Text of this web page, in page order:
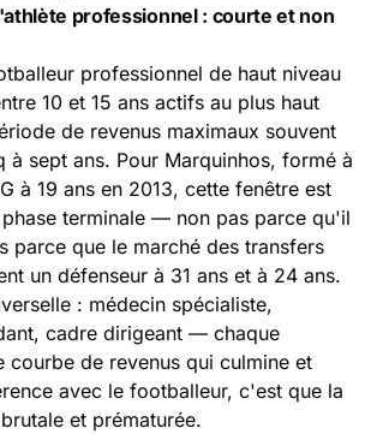
professionnel : courte et non
professionnel de haut niveau
10 et 15 ans actifs au plus haut
de revenus maximaux souvent
à sept ans. Pour Marquinhos, formé à
à 19 ans en 2013, cette fenêtre est
terminale — non pas parce qu'il
parce que le marché des transfers
un défenseur à 31 ans et à 24 ans.
: médecin spécialiste,
cadre dirigeant — chaque
courbe de revenus qui culmine et
avec le footballeur, c'est que la
et prématurée.